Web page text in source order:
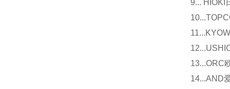
9... HIOKI
13...ORC
14...AND